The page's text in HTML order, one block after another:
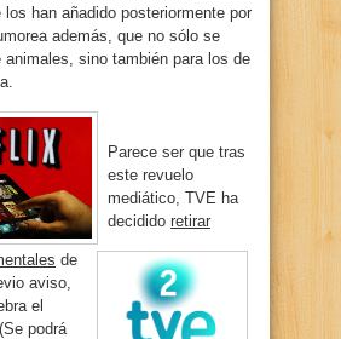
han añadido posteriormente por
además, que no sólo se
animales, sino también para los de
Parece ser que tras
este revuelo
mediático, TVE ha
decidido retirar
de
aviso,
el
podrá